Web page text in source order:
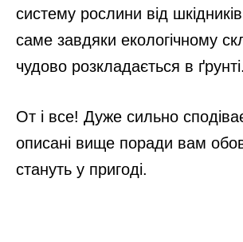
систему рослини від
саме завдяки екологічному
чудово розкладається в ґрунті.
От і все! Дуже сильно
описані вище поради вам
стануть у пригоді.